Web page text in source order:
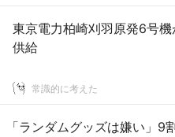
東京電力柏崎刈羽原発6号
供給
常識的に考えた
「ランダムグッズは嫌い」